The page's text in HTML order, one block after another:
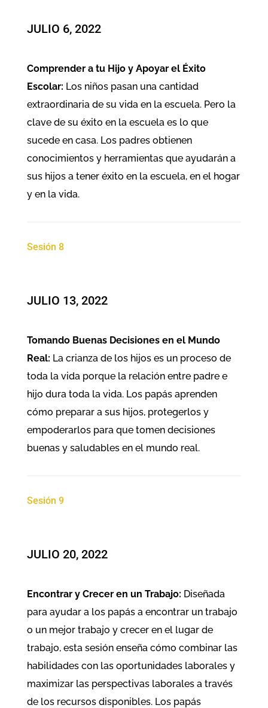
JULIO 6, 2022
Comprender a tu Hijo y Apoyar el Éxito
Escolar: Los niños pasan una cantidad
extraordinaria de su vida en la escuela. Pero la
clave de su éxito en la escuela es lo que
sucede en casa. Los padres obtienen
conocimientos y herramientas que ayudarán a
sus hijos a tener éxito en la escuela, en el hogar
y en la vida.
Sesión 8
JULIO 13, 2022
Tomando Buenas Decisiones en el Mundo
Real: La crianza de los hijos es un proceso de
toda la vida porque la relación entre padre e
hijo dura toda la vida. Los papás aprenden
cómo preparar a sus hijos, protegerlos y
empoderarlos para que tomen decisiones
buenas y saludables en el mundo real.
Sesión 9
JULIO 20, 2022
Encontrar y Crecer en un Trabajo: Diseñada
para ayudar a los papás a encontrar un trabajo
o un mejor trabajo y crecer en el lugar de
trabajo, esta sesión enseña cómo combinar las
habilidades con las oportunidades laborales y
maximizar las perspectivas laborales a través
de los recursos disponibles. Los papás